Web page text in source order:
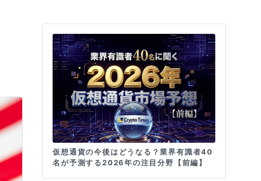
仮想通貨の今後はどうなる？業界有識者40
名が予測する2026年の注目分野【前編】